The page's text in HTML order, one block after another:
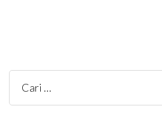
Cari
untuk: